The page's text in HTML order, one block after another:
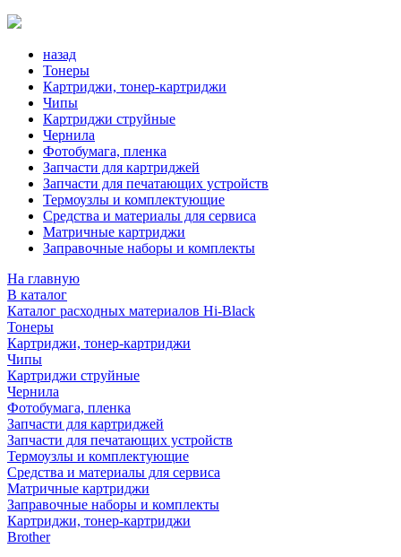
назад
Тонеры
Картриджи, тонер-картриджи
Чипы
Картриджи струйные
Чернила
Фотобумага, пленка
Запчасти для картриджей
Запчасти для печатающих устройств
Термоузлы и комплектующие
Средства и материалы для сервиса
Матричные картриджи
Заправочные наборы и комплекты
На главную
В каталог
Каталог расходных материалов Hi-Black
Тонеры
Картриджи, тонер-картриджи
Чипы
Картриджи струйные
Чернила
Фотобумага, пленка
Запчасти для картриджей
Запчасти для печатающих устройств
Термоузлы и комплектующие
Средства и материалы для сервиса
Матричные картриджи
Заправочные наборы и комплекты
Картриджи, тонер-картриджи
Brother